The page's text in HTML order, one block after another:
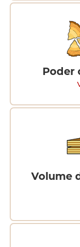
Poder
Volume